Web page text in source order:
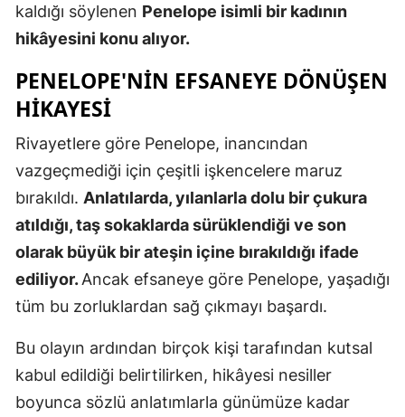
Hatay
İzmir
Kars
Kırklareli
Kırşehir
kaldığı söylenen Penelope isimli bir kadının
hikâyesini konu alıyor.
PENELOPE'NIN EFSANEYE DÖNÜŞEN
HIKAYESI
Rivayetlere göre Penelope, inancından
vazgeçmediği için çeşitli işkencelere maruz
bırakıldı. Anlatılarda, yılanlarla dolu bir çukura
atıldığı, taş sokaklarda sürüklendiği ve son
olarak büyük bir ateşin içine bırakıldığı ifade
ediliyor.Ancak efsaneye göre Penelope, yaşadığı
tüm bu zorluklardan sağ çıkmayı başardı.
Bu olayın ardından birçok kişi tarafından kutsal
kabul edildiği belirtilirken, hikâyesi nesiller
boyunca sözlü anlatımlarla günümüze kadar